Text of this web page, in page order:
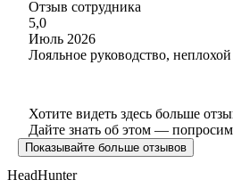
Отзыв сотрудника
5,0
Июль 2026
Лояльное руководство,
Хотите видеть здесь больше
Дайте знать об этом —
Показывайте больше отзывов
HeadHunter